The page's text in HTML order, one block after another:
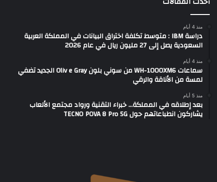
منذ 4 أيام
دراسة IBM : متوسط تكلفة اختراق البيانات في المملكة العربية
السعودية يصل إلى 27 مليون ريال في عام 2026
منذ 4 أيام
سماعات WH-1000XM6 من سوني بلون Oliv e Gray الجديد تضفي
لمسة من الأناقة والرقي
منذ 5 أيام
بعد إطلاقه في المملكة… خبراء التقنية ورواد مجتمع الألعاب
يشاركون انطباعاتهم حول TECNO POVA 8 Pro 5G